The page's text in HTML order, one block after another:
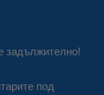
задължително!
под